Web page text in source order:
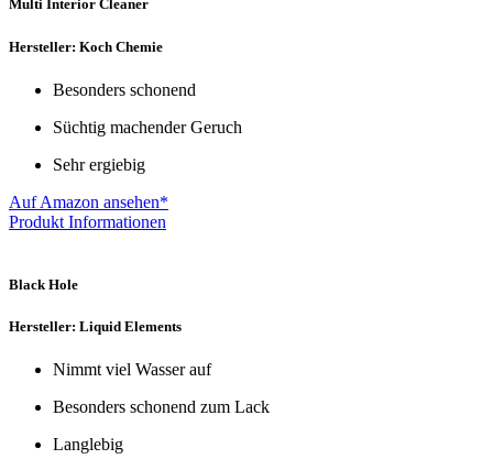
Multi Interior Cleaner
Hersteller: Koch Chemie
Besonders schonend
Süchtig machender Geruch
Sehr ergiebig
Auf Amazon ansehen*
Produkt Informationen
Black Hole
Hersteller: Liquid Elements
Nimmt viel Wasser auf
Besonders schonend zum Lack
Langlebig